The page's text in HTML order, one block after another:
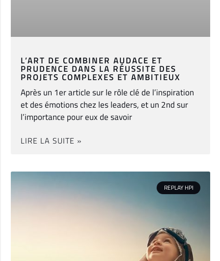
L’ART DE COMBINER AUDACE ET
PRUDENCE DANS LA RÉUSSITE DES
PROJETS COMPLEXES ET AMBITIEUX
Après un 1er article sur le rôle clé de l’inspiration
et des émotions chez les leaders, et un 2nd sur
l’importance pour eux de savoir
LIRE LA SUITE »
REPLAY HPI